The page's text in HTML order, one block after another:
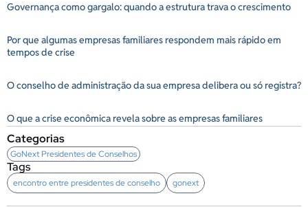
Categorias
GoNext Presidentes de Conselhos
Tags
encontro entre presidentes de conselho gonext
Governança como gargalo: quando a estrutura trava o crescimento
Por que algumas empresas familiares respondem mais rápido em
tempos de crise
O conselho de administração da sua empresa delibera ou só registra?
O que a crise econômica revela sobre as empresas familiares